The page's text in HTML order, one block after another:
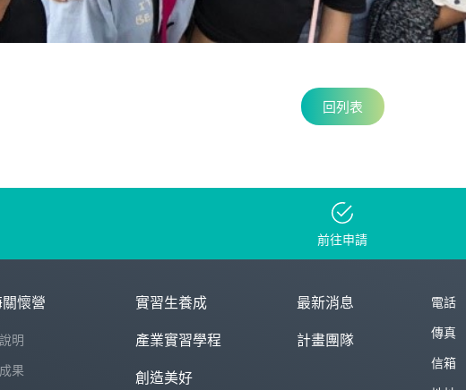
回列表
前往申請
懷營
明
果
實習生養成
產業實習學程
創造美好
最新消息
計畫團隊
電話
傳真
信箱